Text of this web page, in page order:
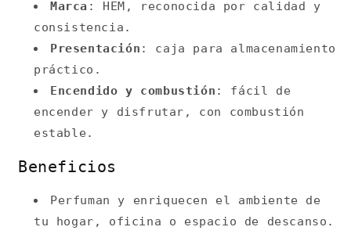
Marca : HEM, reconocida por calidad y
consistencia.
Presentación : caja para almacenamiento
práctico.
Encendido y combustión : fácil de
encender y disfrutar, con combustión
estable.
Beneficios
Perfuman y enriquecen el ambiente de
tu hogar, oficina o espacio de descanso.